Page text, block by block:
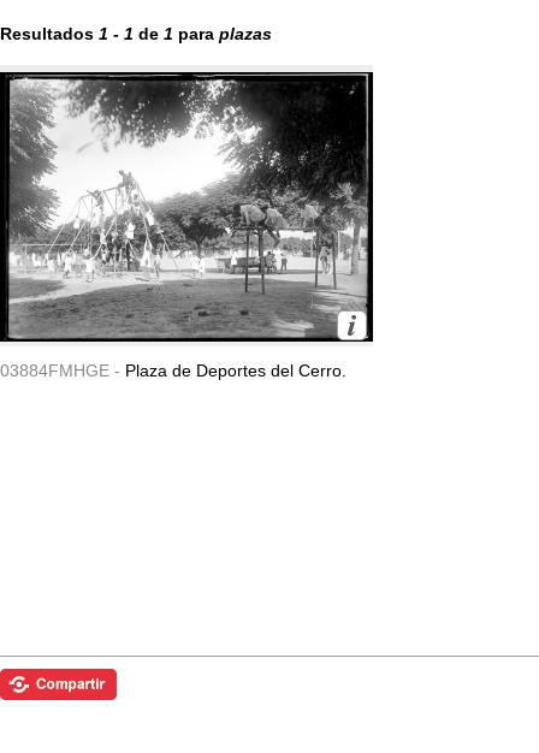
Resultados 1 - 1 de 1 para plazas
03884FMHGE - Plaza de Deportes del Cerro.